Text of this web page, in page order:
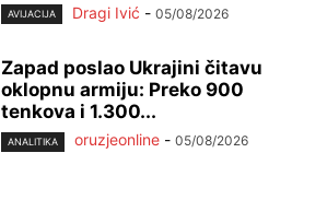
AVIJACIJA Dragi Ivić - 05/08/2026
Zapad poslao Ukrajini čitavu
oklopnu armiju: Preko 900
tenkova i 1.300...
ANALITIKA oruzjeonline - 05/08/2026